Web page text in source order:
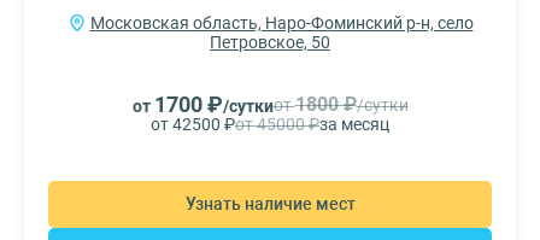
Московская область, Наро-Фоминский р-н, село
Петровское, 50
от 1700 ₽/суткиот1800 ₽/сутки
от 42500 ₽от 45000 ₽за месяц
Узнать наличие мест